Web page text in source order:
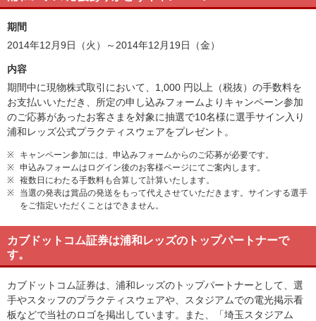
期間
2014年12月9日（火）～2014年12月19日（金）
内容
期間中に現物株式取引において、1,000 円以上（税抜）の手数料を
お支払いいただき、所定の申し込みフォームよりキャンペーン参加
のご応募があったお客さまを対象に抽選で10名様に選手サイン入り
浦和レッズ公式プラクティスウェアをプレゼント。
※
キャンペーン参加には、申込みフォームからのご応募が必要です。
※ 申込みフォームはログイン後のお客様ページにてご案内します。
※ 複数日にわたる手数料も合算して計算いたします。
※
当選の発表は賞品の発送をもって代えさせていただきます。サインする選手
をご指定いただくことはできません。
カブドットコム証券は浦和レッズのトップパートナーで
す。
カブドットコム証券は、浦和レッズのトップパートナーとして、選
手やスタッフのプラクティスウェアや、スタジアムでの電光掲示看
板などで当社のロゴを掲出しています。また、「埼玉スタジアム